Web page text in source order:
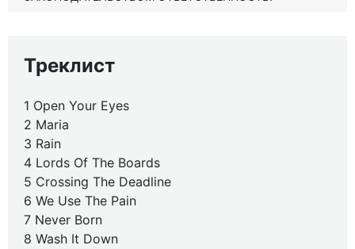
Треклист
1 Open Your Eyes
2 Maria
3 Rain
4 Lords Of The Boards
5 Crossing The Deadline
6 We Use The Pain
7 Never Born
8 Wash It Down